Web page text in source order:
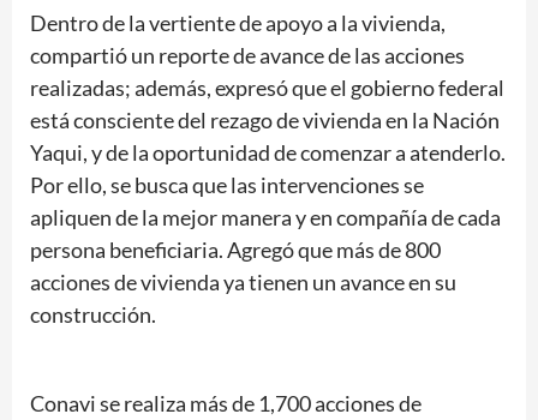
Dentro de la vertiente de apoyo a la vivienda,
compartió un reporte de avance de las acciones
realizadas; además, expresó que el gobierno federal
está consciente del rezago de vivienda en la Nación
Yaqui, y de la oportunidad de comenzar a atenderlo.
Por ello, se busca que las intervenciones se
apliquen de la mejor manera y en compañía de cada
persona beneficiaria. Agregó que más de 800
acciones de vivienda ya tienen un avance en su
construcción.
Conavi se realiza más de 1,700 acciones de